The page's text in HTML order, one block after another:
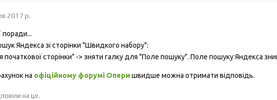
2017 р.
поради...
Яндекса зі сторінки "Швидкого набору":
сторінки" -> зняти галку для "Поле пошуку". Поле пошуку Яндекса
на офіційному форумі Опери швидше можна отримати відповідь.
на це.